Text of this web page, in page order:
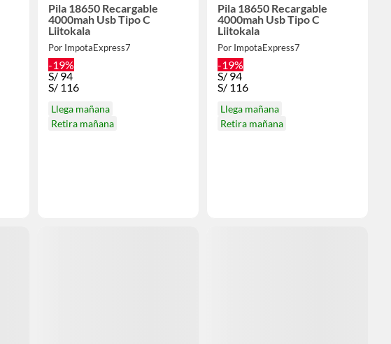
Pila 18650 Recargable
4000mah Usb Tipo C
Liitokala
Por ImpotaExpress7
-19%
S/94
S/ 116
Llega mañana
Retira mañana
Pila 18650 Recargable
4000mah Usb Tipo C
Liitokala
Por ImpotaExpress7
-19%
S/94
S/ 116
Llega mañana
Retira mañana